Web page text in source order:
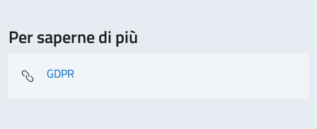
Per saperne di più
GDPR